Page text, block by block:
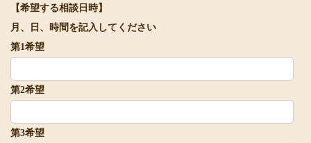
【希望する相談日時】
月、日、時間を記入してください
第1希望
第2希望
第3希望